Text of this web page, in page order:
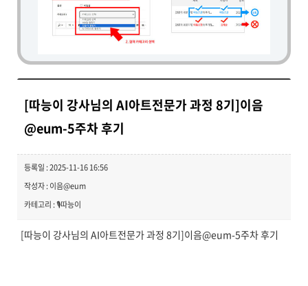
[따능이 강사님의 AI아트전문가 과정 8기]이음
@eum-5주차 후기
등록일 : 2025-11-16 16:56
작성자 : 이음@eum
카테고리 : 🎙️따능이
[따능이 강사님의 AI아트전문가 과정 8기]이음@eum-5주차 후기